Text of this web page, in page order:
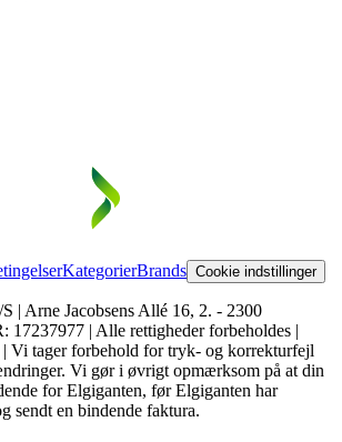
KategorierBrands Cookie indstillinger
| Arne Jacobsens Allé 16, 2. - 2300
17237977 | Alle rettigheder forbeholdes |
Vi tager forbehold for tryk- og korrekturfejl
Vi gør i øvrigt opmærksom på at din
for Elgiganten, før Elgiganten har
sendt en bindende faktura.